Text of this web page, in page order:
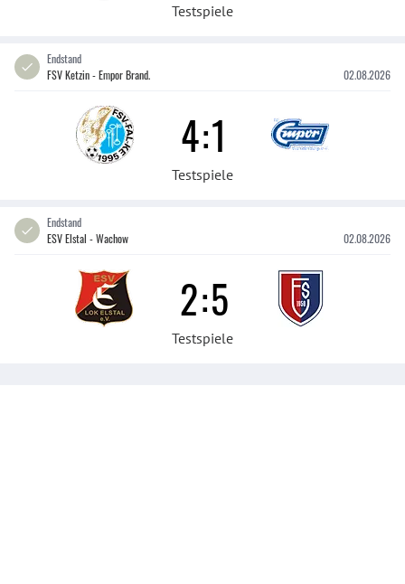
Testspiele
Endstand
FSV Ketzin - Empor Brand.
02.08.2026
4:1
Testspiele
Endstand
ESV Elstal - Wachow
02.08.2026
2:5
Testspiele